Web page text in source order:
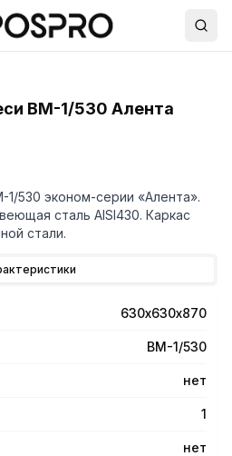
ВМ-1/530 Алента
530 эконом-серии «Алента».
сталь AISI430. Каркас
стали.
630х630х870
ВМ-1/530
нет
1
нет